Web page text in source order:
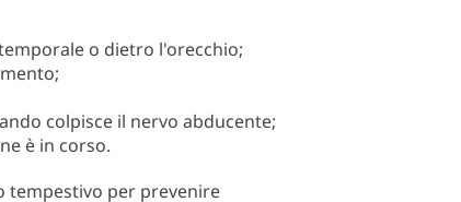
o dietro l'orecchio;
colpisce il nervo abducente;
è in corso.
tempestivo per prevenire